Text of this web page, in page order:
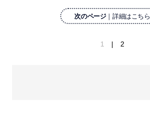
次のページ｜詳細はこちら
1 2